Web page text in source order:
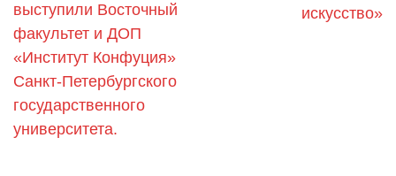
выступили Восточный
факультет и ДОП
«Институт Конфуция»
Санкт-Петербургского
государственного
университета.
искусство»